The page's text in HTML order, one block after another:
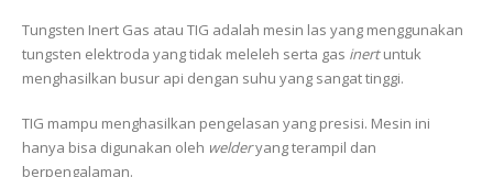
Tungsten Inert Gas atau TIG adalah mesin las yang menggunakan
tungsten elektroda yang tidak meleleh serta gas inertuntuk
menghasilkan busur api dengan suhu yang sangat tinggi.
TIG mampu menghasilkan pengelasan yang presisi. Mesin ini
hanya bisa digunakan oleh welderyang terampil dan
berpengalaman.